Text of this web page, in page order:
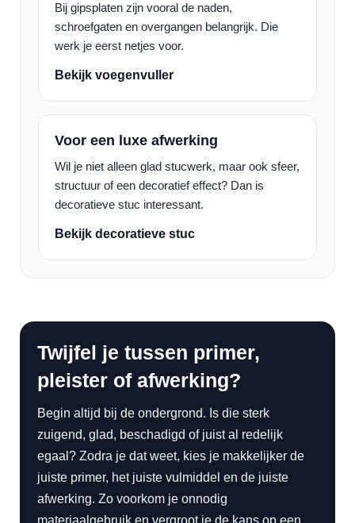
Bij gipsplaten zijn vooral de naden,
schroefgaten en overgangen belangrijk. Die
werk je eerst netjes voor.
Bekijk voegenvuller
Voor een luxe afwerking
Wil je niet alleen glad stucwerk, maar ook sfeer,
structuur of een decoratief effect? Dan is
decoratieve stuc interessant.
Bekijk decoratieve stuc
Twijfel je tussen primer,
pleister of afwerking?
Begin altijd bij de ondergrond. Is die sterk
zuigend, glad, beschadigd of juist al redelijk
egaal? Zodra je dat weet, kies je makkelijker de
juiste primer, het juiste vulmiddel en de juiste
afwerking. Zo voorkom je onnodig
materiaalgebruik en vergroot je de kans op een